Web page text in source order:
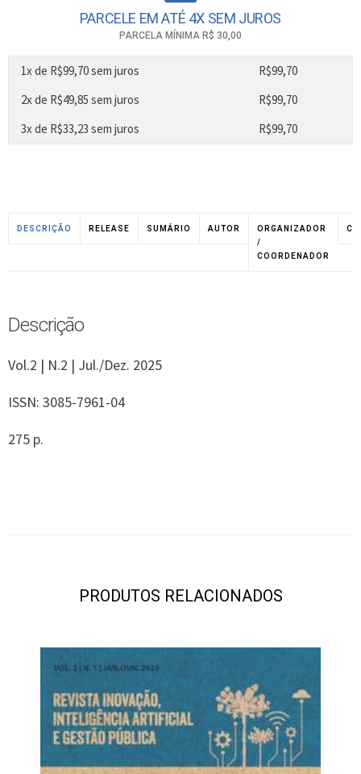
PARCELE EM ATÉ 4X SEM JUROS
PARCELA MÍNIMA R$ 30,00
1x de R$99,70sem juros R$99,70
2x de R$49,85 sem juros R$99,70
3x de R$33,23 sem juros R$99,70
DESCRIÇÃO RELEASE SUMÁRIO AUTOR
ORGANIZADOR
/
COORDENADOR
Descrição
Vol.2 | N.2 | Jul./Dez. 2025
ISSN: 3085-7961-04
275 p.
PRODUTOS RELACIONADOS